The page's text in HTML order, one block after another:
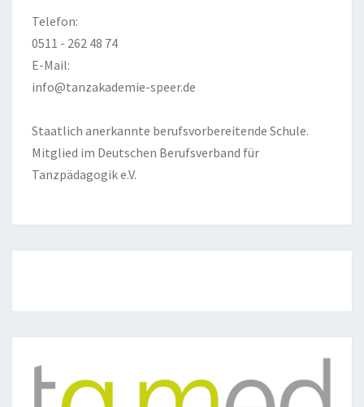
Telefon:
0511 - 262 48 74
E-Mail:
info@tanzakademie-speer.de
Staatlich anerkannte berufsvorbereitende Schule.
Mitglied im Deutschen Berufsverband für
Tanzpädagogik e.V.